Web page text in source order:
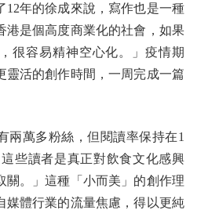
年的徐成來說，寫作也是一種
港是個高度商業化的社會，如果
很容易精神空心化。」疫情期
靈活的創作時間，一周完成一篇
萬多粉絲，但閱讀率保持在1
些讀者是真正對飲食文化感興
關。」這種「小而美」的創作理
媒體行業的流量焦慮，得以更純